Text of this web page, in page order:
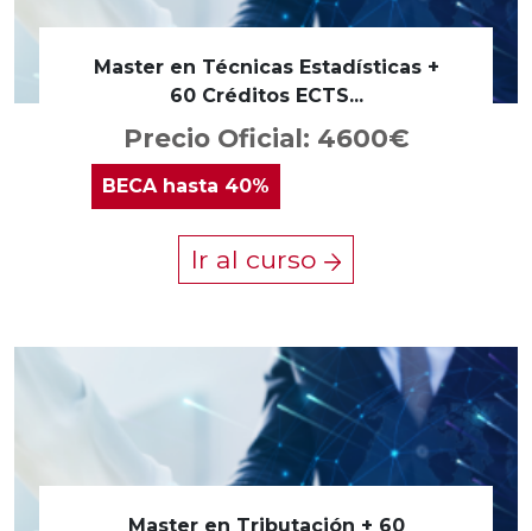
Master en Técnicas Estadísticas +
60 Créditos ECTS...
Precio Oficial: 4600€
BECAhasta 40%
Ir al curso
Master en Tributación + 60